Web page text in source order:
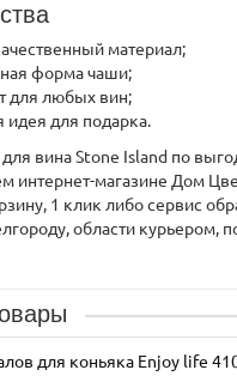
материал;
форма чаши;
для любых вин;
идея для подарка.
вина Stone Island по
интернет-магазине Дом
1 клик либо сервис
области курьером,